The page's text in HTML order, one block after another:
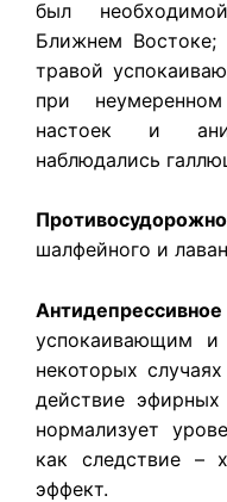
был
Ближнем Востоке;
травой
при
настоек и
наблюдались
шалфейного и
Антидепрессивное
успокаивающим и
некоторых
действие
нормализует
как следствие –
эффект.